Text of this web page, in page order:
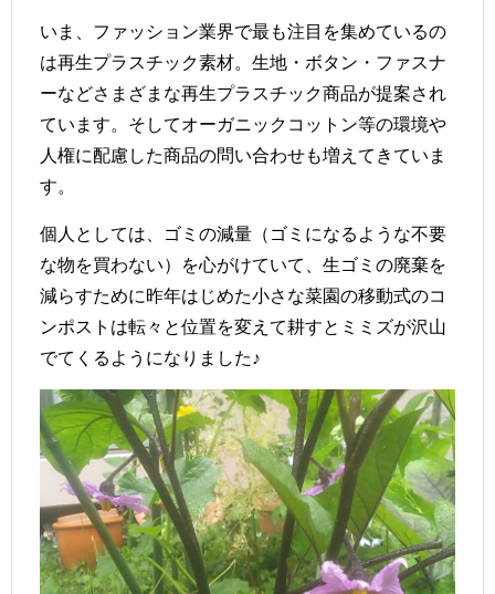
いま、ファッション業界で最も注目を集めているの
は再生プラスチック素材。生地・ボタン・ファスナ
ーなどさまざまな再生プラスチック商品が提案され
ています。そしてオーガニックコットン等の環境や
人権に配慮した商品の問い合わせも増えてきていま
す。
個人としては、ゴミの減量（ゴミになるような不要
な物を買わない）を心がけていて、生ゴミの廃棄を
減らすために昨年はじめた小さな菜園の移動式のコ
ンポストは転々と位置を変えて耕すとミミズが沢山
でてくるようになりました♪